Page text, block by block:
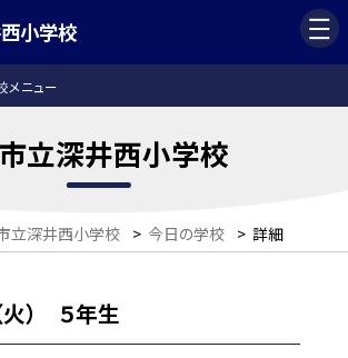
小学校
メニュー
立深井西小学校
立深井西小学校 > 今日の学校 > 詳細
火） ５年生